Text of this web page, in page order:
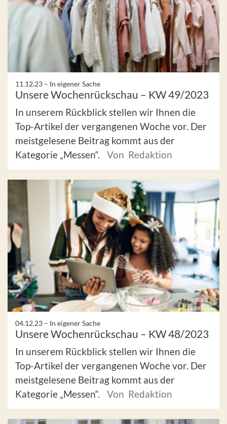
11.12.23 – In eigener Sache
Unsere Wochenrückschau – KW 49/2023
In unserem Rückblick stellen wir Ihnen die
Top-Artikel der vergangenen Woche vor. Der
meistgelesene Beitrag kommt aus der
Kategorie „Messen“.
Von Redaktion
04.12.23 – In eigener Sache
Unsere Wochenrückschau – KW 48/2023
In unserem Rückblick stellen wir Ihnen die
Top-Artikel der vergangenen Woche vor. Der
meistgelesene Beitrag kommt aus der
Kategorie „Messen“.
Von Redaktion